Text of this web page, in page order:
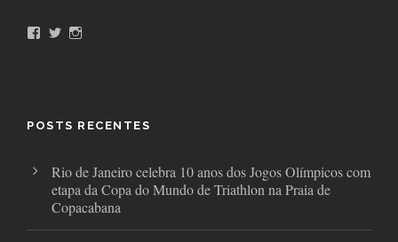
k
T
a
POSTS RECENTES
Rio de Janeiro celebra 10 anos dos Jogos Olímpicos com
etapa da Copa do Mundo de Triathlon na Praia de
Copacabana